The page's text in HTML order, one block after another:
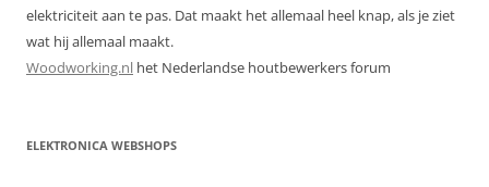
elektriciteit aan te pas. Dat maakt het allemaal heel knap, als je ziet
wat hij allemaal maakt.
Woodworking.nl het Nederlandse houtbewerkers forum
ELEKTRONICA WEBSHOPS